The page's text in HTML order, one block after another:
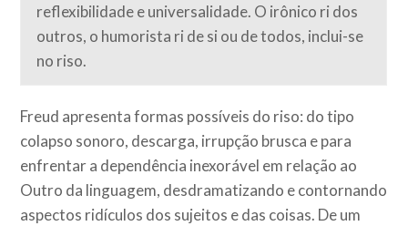
reflexibilidade e universalidade. O irônico ri dos
outros, o humorista ri de si ou de todos, inclui-se
no riso.
Freud apresenta formas possíveis do riso: do tipo
colapso sonoro, descarga, irrupção brusca e para
enfrentar a dependência inexorável em relação ao
Outro da linguagem, desdramatizando e contornando
aspectos ridículos dos sujeitos e das coisas. De um